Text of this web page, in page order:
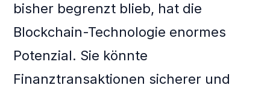
bisher begrenzt blieb, hat die
Blockchain-Technologie enormes
Potenzial. Sie könnte
Finanztransaktionen sicherer und